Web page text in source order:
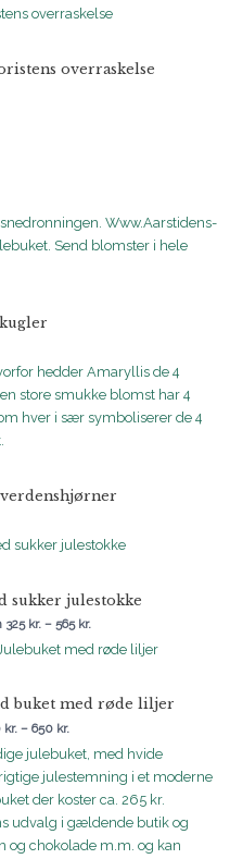
overraskelse
sukker julestokke
325 kr. – 565 kr.
Prisinterval:
buket med røde liljer
kr. – 650 kr.
Prisinterval:
350 kr.